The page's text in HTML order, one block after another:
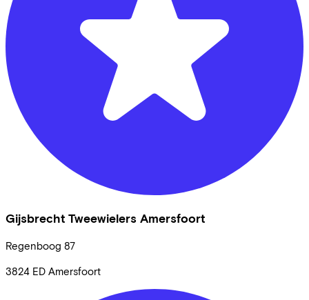
Gijsbrecht Tweewielers Amersfoort
Regenboog 87
3824 ED Amersfoort